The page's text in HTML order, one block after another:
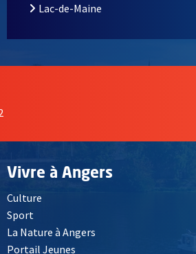
fenêtrefenêtre
Lac-de-Maine
Vivre à Angers
Culture
Sport
La Nature à Angers
Portail Jeunes